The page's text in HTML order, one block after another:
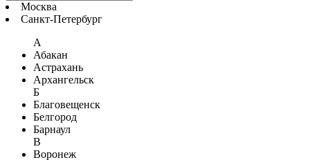
Москва
Санкт-Петербург
А
Абакан
Астрахань
Архангельск
Б
Благовещенск
Белгород
Барнаул
В
Воронеж